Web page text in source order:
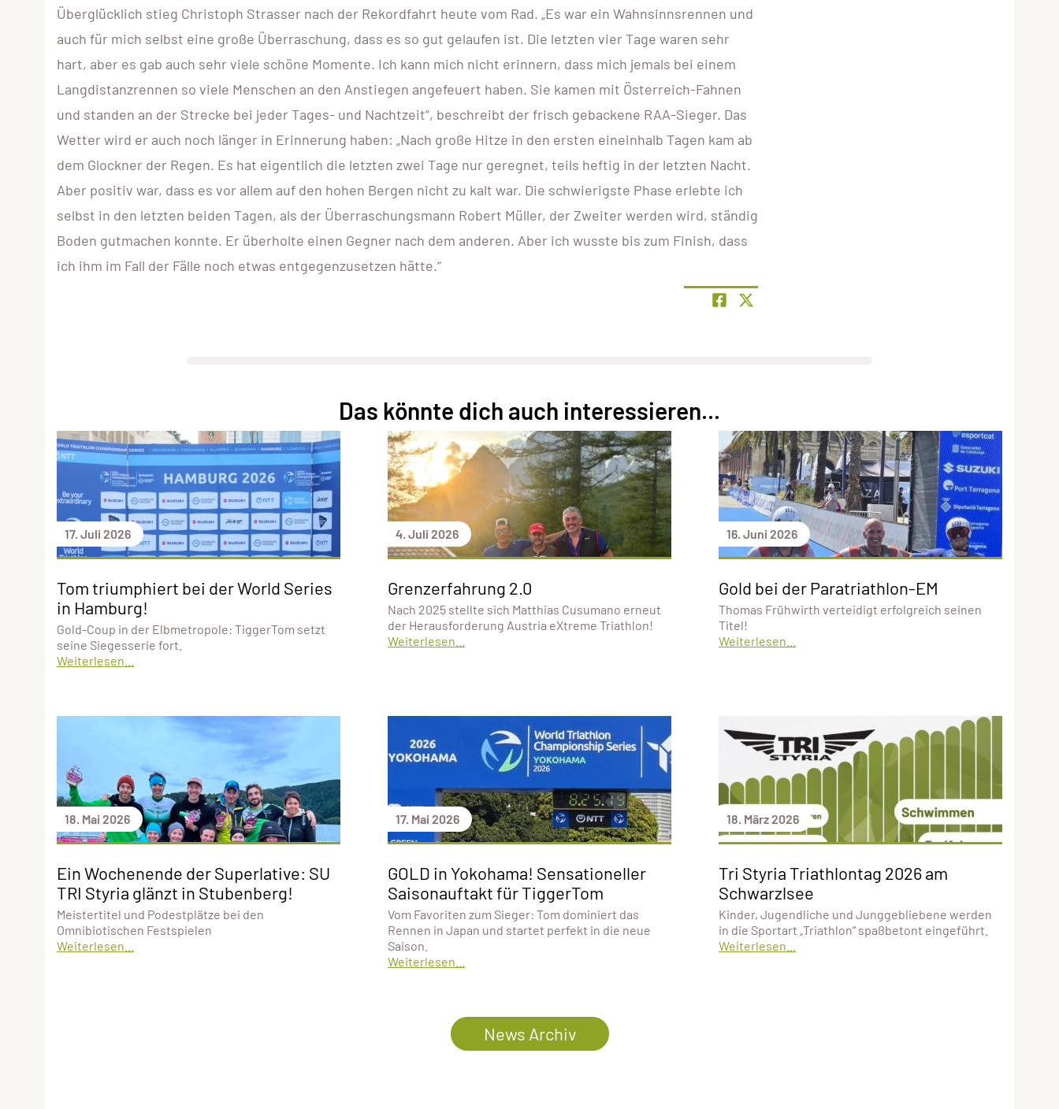
Überglücklich stieg Christoph Strasser nach der Rekordfahrt heute vom Rad. „Es war ein Wahnsinnsrennen und
auch für mich selbst eine große Überraschung, dass es so gut gelaufen ist. Die letzten vier Tage waren sehr
hart, aber es gab auch sehr viele schöne Momente. Ich kann mich nicht erinnern, dass mich jemals bei einem
Langdistanzrennen so viele Menschen an den Anstiegen angefeuert haben. Sie kamen mit Österreich-Fahnen
und standen an der Strecke bei jeder Tages- und Nachtzeit“, beschreibt der frisch gebackene RAA-Sieger. Das
Wetter wird er auch noch länger in Erinnerung haben: „Nach große Hitze in den ersten eineinhalb Tagen kam ab
dem Glockner der Regen. Es hat eigentlich die letzten zwei Tage nur geregnet, teils heftig in der letzten Nacht.
Aber positiv war, dass es vor allem auf den hohen Bergen nicht zu kalt war. Die schwierigste Phase erlebte ich
selbst in den letzten beiden Tagen, als der Überraschungsmann Robert Müller, der Zweiter werden wird, ständig
Boden gutmachen konnte. Er überholte einen Gegner nach dem anderen. Aber ich wusste bis zum Finish, dass
ich ihm im Fall der Fälle noch etwas entgegenzusetzen hätte.“
Das könnte dich auch interessieren...
17. Juli 2026
Tom triumphiert bei der World Series
in Hamburg!
Gold-Coup in der Elbmetropole: TiggerTom setzt
seine Siegesserie fort.
Weiterlesen...
4. Juli 2026
Grenzerfahrung 2.0
Nach 2025 stellte sich Matthias Cusumano erneut
der Herausforderung Austria eXtreme Triathlon!
Weiterlesen...
16. Juni 2026
Gold bei der Paratriathlon-EM
Thomas Frühwirth verteidigt erfolgreich seinen
Titel!
Weiterlesen...
18. Mai 2026
Ein Wochenende der Superlative: SU
TRI Styria glänzt in Stubenberg!
Meistertitel und Podestplätze bei den
Omnibiotischen Festspielen
Weiterlesen...
17. Mai 2026
GOLD in Yokohama! Sensationeller
Saisonauftakt für TiggerTom
Vom Favoriten zum Sieger: Tom dominiert das
Rennen in Japan und startet perfekt in die neue
Saison.
Weiterlesen...
18. März 2026
Tri Styria Triathlontag 2026 am
Schwarzlsee
Kinder, Jugendliche und Junggebliebene werden
in die Sportart „Triathlon“ spaßbetont eingeführt.
Weiterlesen...
News Archiv